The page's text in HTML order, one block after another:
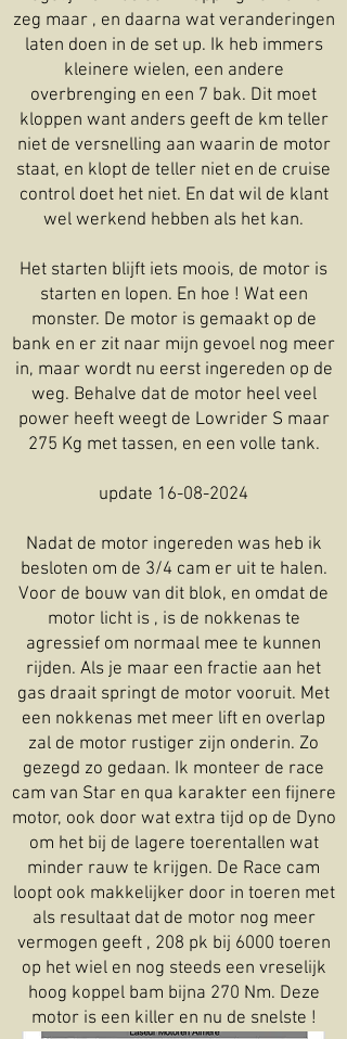
zeg maar , en daarna wat veranderingen
laten doen in de set up. Ik heb immers
kleinere wielen, een andere
overbrenging en een 7 bak. Dit moet
kloppen want anders geeft de km teller
niet de versnelling aan waarin de motor
staat, en klopt de teller niet en de cruise
control doet het niet. En dat wil de klant
wel werkend hebben als het kan.
Het starten blijft iets moois, de motor is
starten en lopen. En hoe ! Wat een
monster. De motor is gemaakt op de
bank en er zit naar mijn gevoel nog meer
in, maar wordt nu eerst ingereden op de
weg. Behalve dat de motor heel veel
power heeft weegt de Lowrider S maar
275 Kg met tassen, en een volle tank.
update 16-08-2024
Nadat de motor ingereden was heb ik
besloten om de 3/4 cam er uit te halen.
Voor de bouw van dit blok, en omdat de
motor licht is , is de nokkenas te
agressief om normaal mee te kunnen
rijden. Als je maar een fractie aan het
gas draait springt de motor vooruit. Met
een nokkenas met meer lift en overlap
zal de motor rustiger zijn onderin. Zo
gezegd zo gedaan. Ik monteer de race
cam van Star en qua karakter een fijnere
motor, ook door wat extra tijd op de Dyno
om het bij de lagere toerentallen wat
minder rauw te krijgen. De Race cam
loopt ook makkelijker door in toeren met
als resultaat dat de motor nog meer
vermogen geeft , 208 pk bij 6000 toeren
op het wiel en nog steeds een vreselijk
hoog koppel bam bijna 270 Nm. Deze
motor is een killer en nu de snelste !